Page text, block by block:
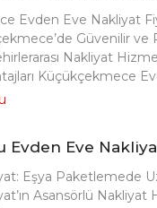
Evden Eve Nakliyat
Güvenilir
Nakliyat
Küçükçekmece
Evden Eve
Eşya Paketlemede
Asansörlü